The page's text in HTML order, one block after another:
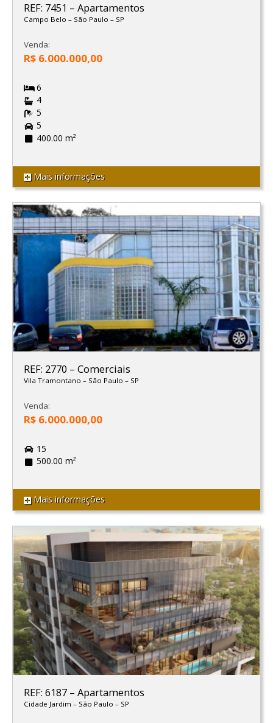
REF: 7451 – Apartamentos
Campo Belo – São Paulo – SP
Venda:
R$ 6.000.000,00
6
4
5
5
400.00 m²
Mais informações
REF: 2770 – Comerciais
Vila Tramontano – São Paulo – SP
Venda:
R$ 6.000.000,00
15
500.00 m²
Mais informações
REF: 6187 – Apartamentos
Cidade Jardim – São Paulo – SP